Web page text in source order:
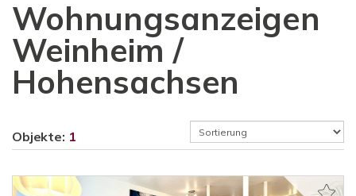
Wohnungsanzeigen
Weinheim /
Hohensachsen
Objekte: 1